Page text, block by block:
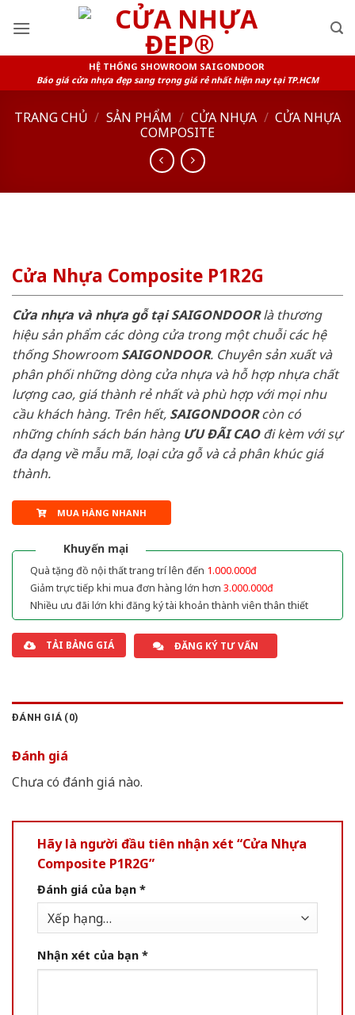
HỆ THỐNG SHOWROOM SAIGONDOOR
Báo giá cửa nhựa đẹp sang trọng giá rẻ nhất hiện nay tại TP.HCM
TRANG CHỦ / SẢN PHẨM / CỬA NHỰA / CỬA NHỰA
COMPOSITE
Cửa Nhựa Composite P1R2G
Cửa nhựa và nhựa gỗ tại SAIGONDOORlà thương
hiệu sản phẩm các dòng cửa trong một chuỗi các hệ
thống ShowroomSAIGONDOOR. Chuyên sản xuất và
phân phối những dòng cửa nhựa và hỗ hợp nhựa chất
lượng cao, giá thành rẻ nhất và phù hợp với mọi nhu
cầu khách hàng. Trên hết, SAIGONDOORcòn có
những chính sách bán hàng ƯU ĐÃI CAOđi kèm với sự
đa dạng về mẫu mã, loại cửa gỗ và cả phân khúc giá
thành.
MUA HÀNG NHANH
Khuyến mại
Quà tặng đồ nội thất trang trí lên đến 1.000.000đ
Giảm trực tiếp khi mua đơn hàng lớn hơn 3.000.000đ
Nhiều ưu đãi lớn khi đăng ký tài khoản thành viên thân thiết
TẢI BẢNG GIÁ ĐĂNG KÝ TƯ VẤN
ĐÁNH GIÁ (0)
Đánh giá
Chưa có đánh giá nào.
Hãy là người đầu tiên nhận xét “Cửa Nhựa
Composite P1R2G”
Đánh giá của bạn *
Nhận xét của bạn *